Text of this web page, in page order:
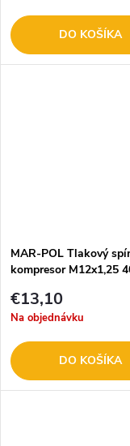
DO KOŠÍKA
MAR-POL Tlakový
kompresor M12x1,25
€13,10
Na objednávku
DO KOŠÍKA